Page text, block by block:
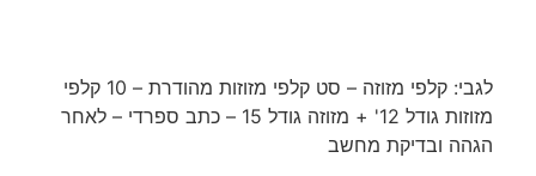
לגבי: קלפי מזוזה – סט קלפי מזוזות מהודרת – 10 קלפי
מזוזות גודל 12' + מזוזה גודל 15 – כתב ספרדי – לאחר
הגהה ובדיקת מחשב